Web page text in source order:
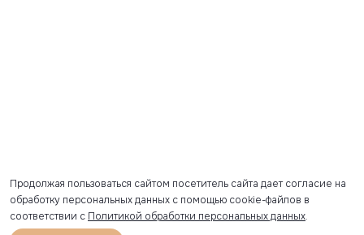
Продолжая пользоваться сайтом посетитель сайта дает согласие на
обработку персональных данных с помощью cookie-файлов в
соответствии с Политикой обработки персональных данных.